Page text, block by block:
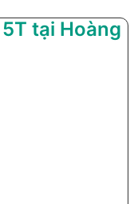
tại Hoàng